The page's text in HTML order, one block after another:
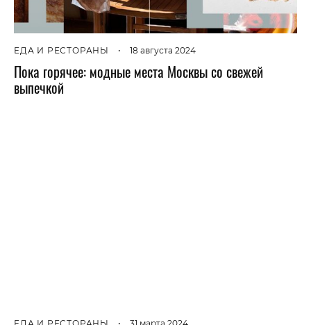
ЕДА И РЕСТОРАНЫ • 18 августа 2024
Пока горячее: модные места Москвы со свежей
выпечкой